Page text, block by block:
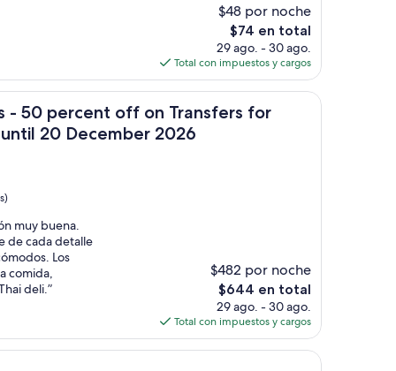
$48 por noche
El
precio
actual
es
de
$74
$74 en total
29 ago. - 30 ago.
Total con impuestos y cargos
- 50 percent off on Transfers for
20 December 2026
off on Transfers for Stays of 5 Nights stay until 20
muy buena.
de cada detalle
Los
comida,
deli.”
$482 por noche
El
precio
actual
es
de
$644 en total
29 ago. - 30 ago.
Total con impuestos y cargos
until 20 December 2026